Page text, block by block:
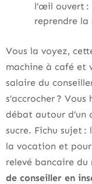
l’œil ouvert
reprendre la
Vous la voyez,
machine à café et
salaire du
s’accrocher ?
débat autour d’un
sucre. Fichu sujet
la vocation et
relevé bancaire du
de conseiller en